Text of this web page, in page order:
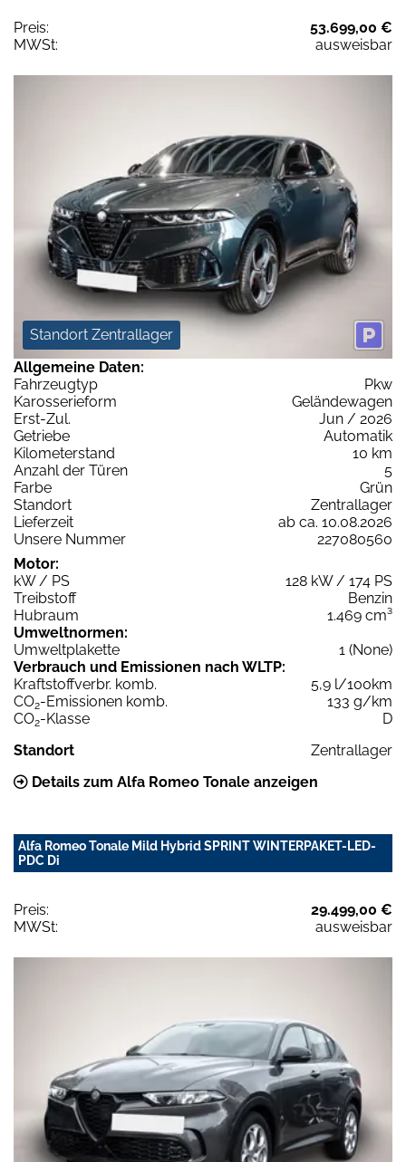
Preis:
53.699,00 €
MWSt:
ausweisbar
Standort Zentrallager
Allgemeine Daten:
Fahrzeugtyp
Pkw
Karosserieform
Geländewagen
Erst-Zul.
Jun / 2026
Getriebe
Automatik
Kilometerstand
10 km
Anzahl der Türen
5
Farbe
Grün
Standort
Zentrallager
Lieferzeit
ab ca. 10.08.2026
Unsere Nummer
227080560
Motor:
kW / PS
128 kW / 174 PS
Treibstoff
Benzin
Hubraum
1.469 cm³
Umweltnormen:
Umweltplakette
1 (None)
Verbrauch und Emissionen nach WLTP:
Kraftstoffverbr. komb.
5,9 l/100km
CO2-Emissionen komb.
133 g/km
CO2-Klasse
D
Standort
Zentrallager
Details zum Alfa Romeo Tonale anzeigen
Alfa Romeo Tonale Mild Hybrid SPRINT WINTERPAKET-LED-
PDC Di
Preis:
29.499,00 €
MWSt:
ausweisbar